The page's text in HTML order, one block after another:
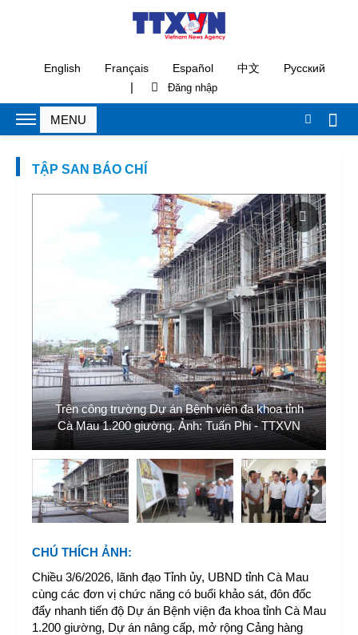
English Français Español 中文 Русский
|
TẬP SAN BÁO CHÍ
Trên công trường Dự án Bệnh viên đa khoa tỉnh
Cà Mau 1.200 giường. Ảnh: Tuấn Phi - TTXVN
CHÚ THÍCH ẢNH:
Chiều 3/6/2026, lãnh đạo Tỉnh ủy, UBND tỉnh Cà Mau
cùng các đơn vị chức năng có buổi khảo sát, đôn đốc
đẩy nhanh tiến độ Dự án Bệnh viện đa khoa tỉnh Cà Mau
1.200 giường, Dự án nâng cấp, mở rộng Cảng hàng